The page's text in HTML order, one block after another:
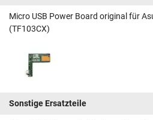
Micro USB Power Board original für
(TF103CX)
Sonstige Ersatzteile